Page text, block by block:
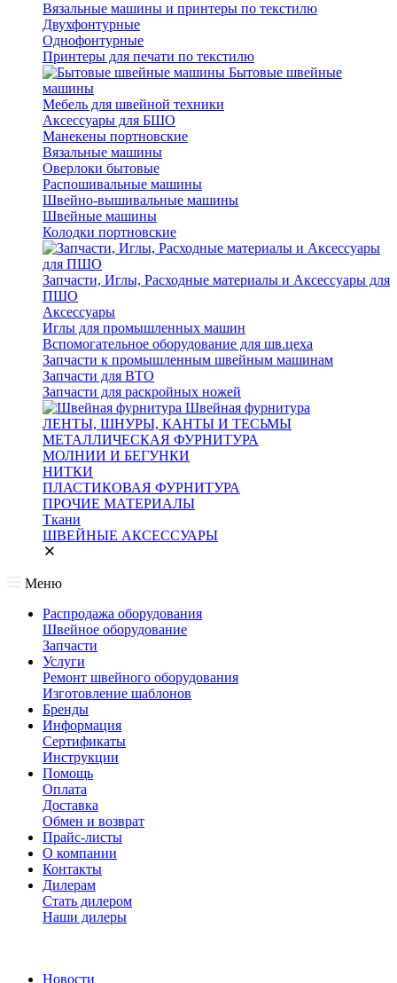
Вязальные машины и принтеры по текстилю
Двухфонтурные
Однофонтурные
Принтеры для печати по текстилю
Бытовые швейные
машины
Мебель для швейной техники
Аксессуары для БШО
Манекены портновские
Вязальные машины
Оверлоки бытовые
Распошивальные машины
Швейно-вышивальные машины
Швейные машины
Колодки портновские
Запчасти, Иглы, Расходные материалы и Аксессуары для
ПШО
Аксессуары
Иглы для промышленных машин
Вспомогательное оборудование для шв.цеха
Запчасти к промышленным швейным машинам
Запчасти для ВТО
Запчасти для раскройных ножей
Швейная фурнитура
ЛЕНТЫ, ШНУРЫ, КАНТЫ И ТЕСЬМЫ
МЕТАЛЛИЧЕСКАЯ ФУРНИТУРА
МОЛНИИ И БЕГУНКИ
НИТКИ
ПЛАСТИКОВАЯ ФУРНИТУРА
ПРОЧИЕ МАТЕРИАЛЫ
Ткани
ШВЕЙНЫЕ АКСЕССУАРЫ
Меню
Распродажа оборудования
Швейное оборудование
Запчасти
Услуги
Ремонт швейного оборудования
Изготовление шаблонов
Бренды
Информация
Сертификаты
Инструкции
Помощь
Оплата
Доставка
Обмен и возврат
Прайс-листы
О компании
Контакты
Дилерам
Стать дилером
Наши дилеры
Новости